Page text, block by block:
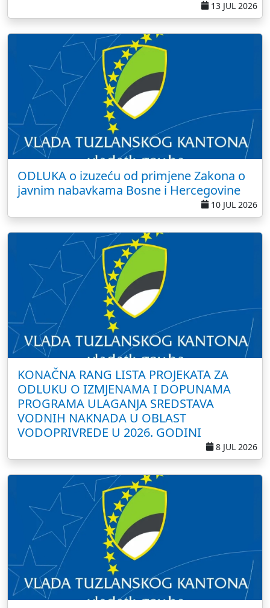
13 JUL 2026
ODLUKA o izuzeću od primjene Zakona o
javnim nabavkama Bosne i Hercegovine
10 JUL 2026
KONAČNA RANG LISTA PROJEKATA ZA
ODLUKU O IZMJENAMA I DOPUNAMA
PROGRAMA ULAGANJA SREDSTAVA
VODNIH NAKNADA U OBLAST
VODOPRIVREDE U 2026. GODINI
8 JUL 2026